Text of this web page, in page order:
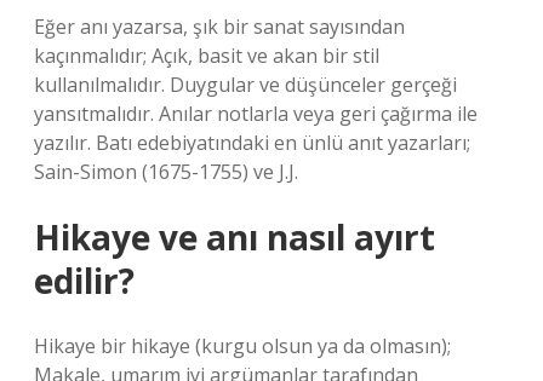
Eğer anı yazarsa, şık bir sanat sayısından
kaçınmalıdır; Açık, basit ve akan bir stil
kullanılmalıdır. Duygular ve düşünceler gerçeği
yansıtmalıdır. Anılar notlarla veya geri çağırma ile
yazılır. Batı edebiyatındaki en ünlü anıt yazarları;
Sain-Simon (1675-1755) ve J.J.
Hikaye ve anı nasıl ayırt
edilir?
Hikaye bir hikaye (kurgu olsun ya da olmasın);
Makale, umarım iyi argümanlar tarafından